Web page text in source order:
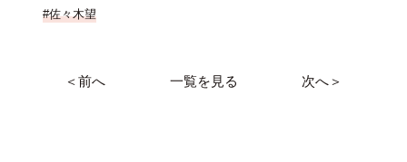
#佐々木望
＜前へ 一覧を見る 次へ＞